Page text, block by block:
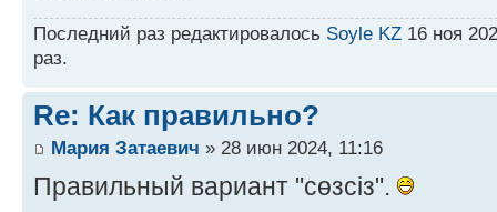
Последний раз редактировалось Soyle KZ 16 ноя
раз.
Re: Как правильно?
Мария Затаевич » 28 июн 2024, 11:16
Правильный вариант "сөзсіз".